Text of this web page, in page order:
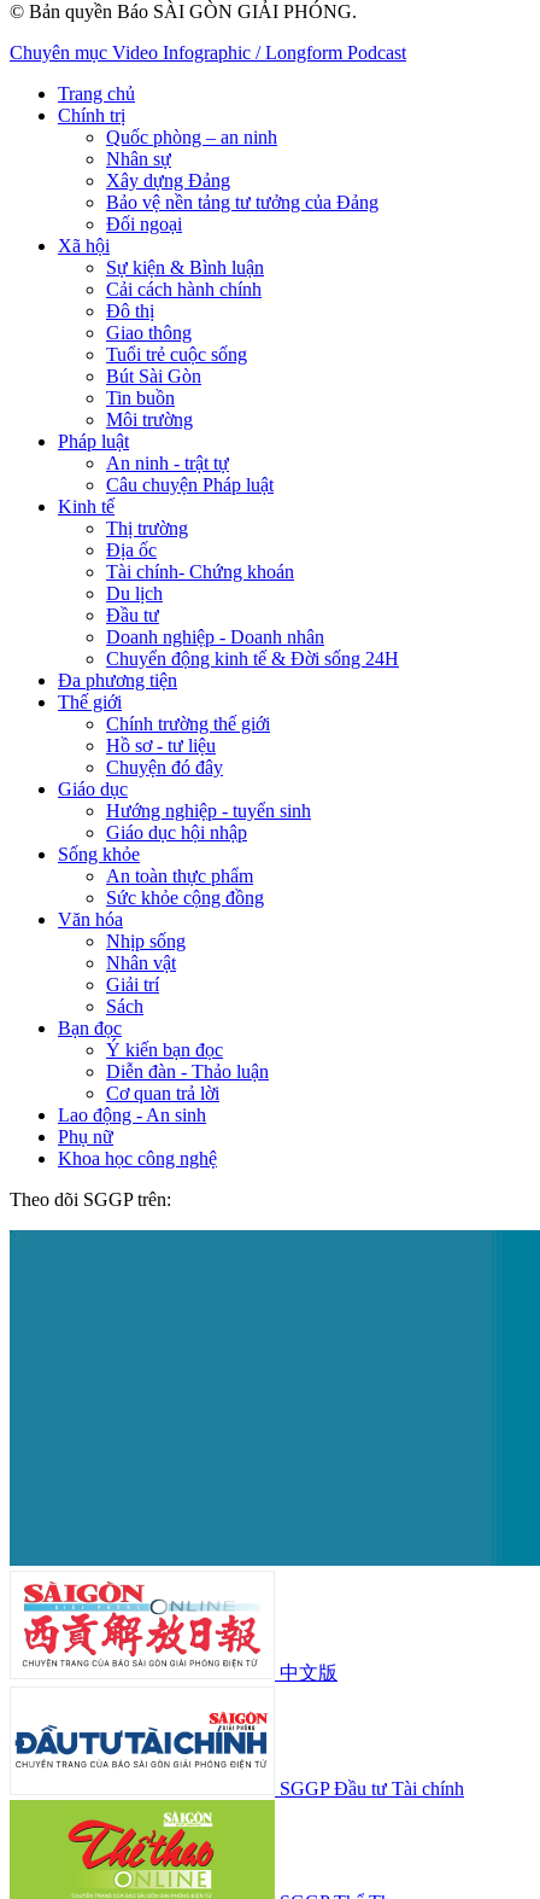
© Bản quyền Báo SÀI GÒN GIẢI PHÓNG.
Chuyên mục Video Infographic / Longform Podcast
Trang chủ
Chính trị
Quốc phòng – an ninh
Nhân sự
Xây dựng Đảng
Bảo vệ nền tảng tư tưởng của Đảng
Đối ngoại
Xã hội
Sự kiện & Bình luận
Cải cách hành chính
Đô thị
Giao thông
Tuổi trẻ cuộc sống
Bút Sài Gòn
Tin buồn
Môi trường
Pháp luật
An ninh - trật tự
Câu chuyện Pháp luật
Kinh tế
Thị trường
Địa ốc
Tài chính- Chứng khoán
Du lịch
Đầu tư
Doanh nghiệp - Doanh nhân
Chuyển động kinh tế & Đời sống 24H
Đa phương tiện
Thế giới
Chính trường thế giới
Hồ sơ - tư liệu
Chuyện đó đây
Giáo dục
Hướng nghiệp - tuyển sinh
Giáo dục hội nhập
Sống khỏe
An toàn thực phẩm
Sức khỏe cộng đồng
Văn hóa
Nhịp sống
Nhân vật
Giải trí
Sách
Bạn đọc
Ý kiến bạn đọc
Diễn đàn - Thảo luận
Cơ quan trả lời
Lao động - An sinh
Phụ nữ
Khoa học công nghệ
Theo dõi SGGP trên:
中文版
SGGP Đầu tư Tài chính